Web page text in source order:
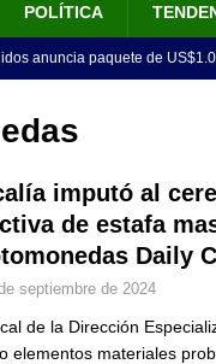
POLÍTICA
anuncia paquete de
el tiempo de la
presidente de Colombia
la Espriella ya es presidente
LO ÚLTIMO
de Abelardo De La
en el Cantón Pichincha
imputó al
de estafa
Daily
septiembre de 2024
de la Dirección
elementos materiales